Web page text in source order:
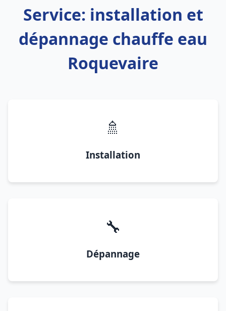
Service: installation et
dépannage chauffe eau
Roquevaire
🚿
Installation
🔧
Dépannage